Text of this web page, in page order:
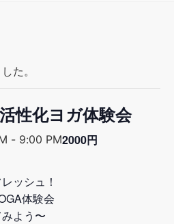
た。
性化ヨガ体験会
- 9:00 PM2000円
ッシュ！
体験会
よう〜